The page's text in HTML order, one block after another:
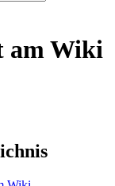
am Wiki